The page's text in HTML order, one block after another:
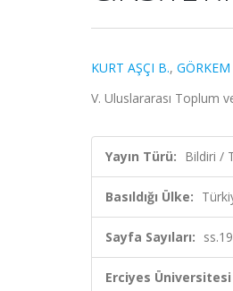
KURT AŞÇI B., GÖRKEM
V. Uluslararası Toplum
Yayın Türü: Bildiri /
Basıldığı Ülke:
Sayfa Sayıları:
Erciyes